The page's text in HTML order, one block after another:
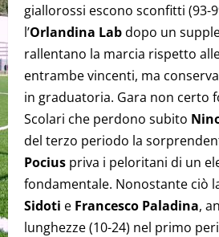
giallorossi escono sconfitti (93-
l’Orlandina Labdopo un
rallentano la marcia rispetto
entrambe vincenti, ma
in graduatoria. Gara non certo
Scolari che perdono subito
del terzo periodo la
Pocius priva i peloritani di un
fondamentale. Nonostante ciò
Sidoti e Francesco Paladina,
lunghezze (10-24) nel primo